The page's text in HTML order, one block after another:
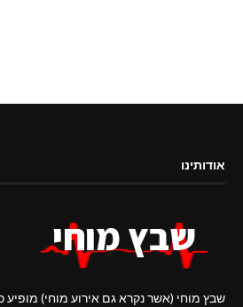
אודותינו
שבץ מוחי (אשר נקרא גם אירוע מוחי)